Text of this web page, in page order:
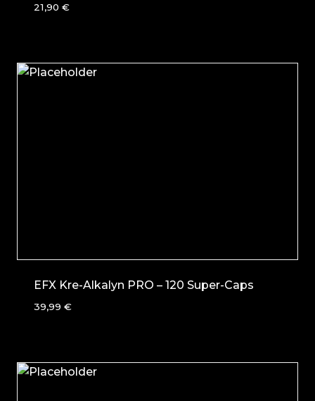
21,90 €
EFX Kre-Alkalyn PRO – 120 Super-Caps
39,99 €